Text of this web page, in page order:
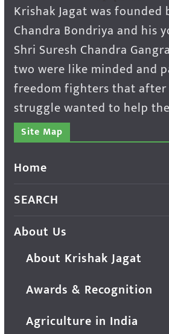
Krishak Jagat was founded
Chandra Bondriya and his
Shri Suresh Chandra
two were like minded and
freedom fighters that
struggle wanted to help
Site Map
Home
SEARCH
About Us
About Krishak Jagat
Awards & Recognition
Agriculture in India